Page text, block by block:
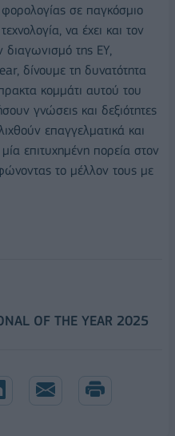
σε παγκόσμιο
να έχει και τον
της EY,
δίνουμε τη δυνατότητα
κομμάτι αυτού του
γνώσεις και δεξιότητες
επαγγελματικά και
επιτυχημένη πορεία στον
το μέλλον τους με
OF THE YEAR 2025